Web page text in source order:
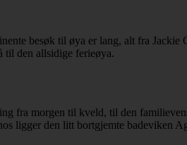
besøk til øya er lang, alt fra Jackie
til den allsidige ferieøya.
fra morgen til kveld, til den
ligger den litt bortgjemte badeviken